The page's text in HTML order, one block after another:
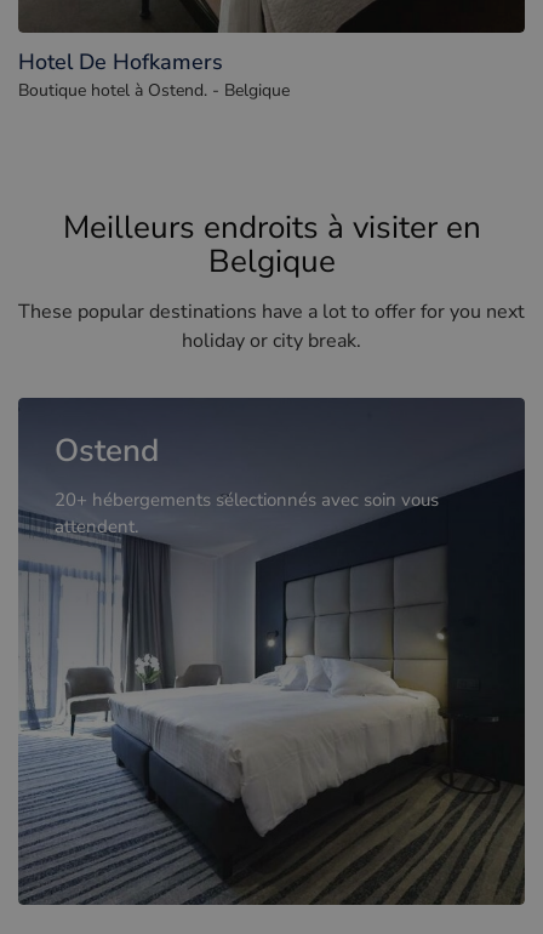
Hotel De Hofkamers
Boutique hotel à Ostend. - Belgique
Meilleurs endroits à visiter en
Belgique
These popular destinations have a lot to offer for you next
holiday or city break.
Ostend
20+ hébergements sélectionnés avec soin vous
attendent.